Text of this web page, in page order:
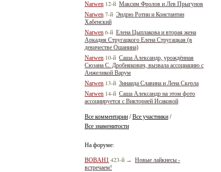
Narwen 12-й Максим Фролов и Лев Прыгунов
Narwen 7-й Эндрю Ротни и Константин
Хабенский
Narwen 6-й Елена Цыплакова и вторая жена
Аркадия Стругацкого Елена Стругацкая (в
девичестве Ошанина)
Narwen 10-й Саша Александр, урождённая
Сюзана С. Дробнякович, вызвала ассоциацию с
Анжеликой Варум
Narwen 13-й Зинаида Славина и Лена Скерла
Narwen 14-й Саша Александр на этом фото
ассоциируется с Викторией Исаковой
Все комментарии /Все участники /
Все знаменитости
На форуме:
BOBAH1 423-й → Новые лайкнесы -
встречаем!